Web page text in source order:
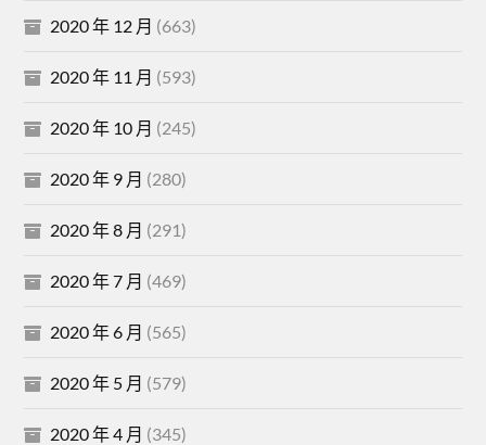
2020 年 12 月 (663)
2020 年 11 月 (593)
2020 年 10 月 (245)
2020 年 9 月 (280)
2020 年 8 月 (291)
2020 年 7 月 (469)
2020 年 6 月 (565)
2020 年 5 月 (579)
2020 年 4 月 (345)